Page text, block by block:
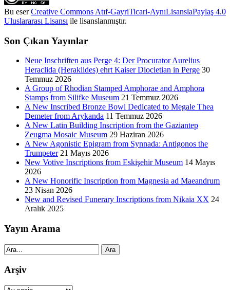
Bu eserCreative Commons Atıf-GayriTicari-AynıLisanslaPaylaş 4.0
Uluslararası Lisansı ile lisanslanmıştır.
Son Çıkan Yayınlar
Neue Inschriften aus Perge 4: Der Procurator Aurelius
Heraclida (Heraklides) ehrt Kaiser Diocletian in Perge 30
Temmuz 2026
A Group of Rhodian Stamped Amphorae and Amphora
Stamps from Silifke Museum 21 Temmuz 2026
A New Inscribed Bronze Bowl Dedicated to Megale Thea
Demeter from Arykanda 11 Temmuz 2026
A New Latin Building Inscription from the Gaziantep
Zeugma Mosaic Museum 29 Haziran 2026
A New Agonistic Epigram from Synnada: Antigonos the
Trumpeter 21 Mayıs 2026
New Votive Inscriptions from Eskişehir Museum 14 Mayıs
2026
A New Honorific Inscription from Magnesia ad Maeandrum
23 Nisan 2026
New and Revised Funerary Inscriptions from Nikaia XX 24
Aralık 2025
Yayın Arama
Ara
Arşiv